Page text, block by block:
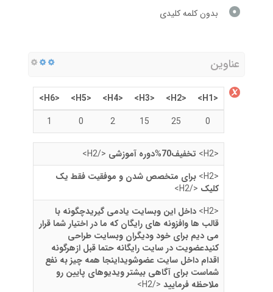
بدون کلمه کلیدی
عناوین
<H1>
<H2>
<H3>
<H4>
<H5>
<H6>
0
25
15
2
0
1
<H2> تخفیف70%دوره آموزشی
</H2>
<H2>
برای متخصص شدن و موفقیت فقط یک
کلیک </H2>
<H2>
داخل این وبسایت یادمی گیریدچگونه با
قالب ها وافزونه های رایگان که ما در اختیار شما قرار
می دیم برای خود ودیگران وبسایت طراحی
کنیدعضویت در سایت رایگانه حتما قبل ازهرگونه
اقدام داخل سایت عضوشویداینجا همه چیز به نفع
شماست برای آگاهی بیشتر ویدیوهای پایین رو
ملاحظه فرمایید </H2>